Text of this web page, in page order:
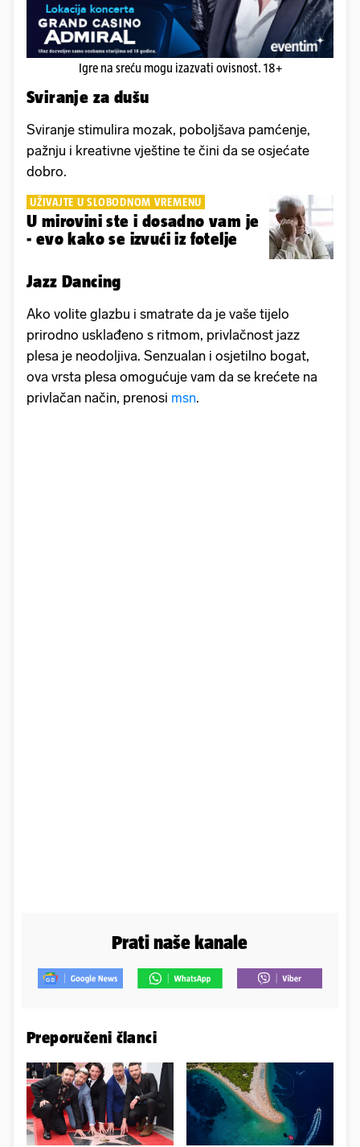
Igre na sreću mogu izazvati ovisnost. 18+
Sviranje za dušu
Sviranje stimulira mozak, poboljšava pamćenje,
pažnju i kreativne vještine te čini da se osjećate
dobro.
UŽIVAJTE U SLOBODNOM VREMENU
U mirovini ste i dosadno vam je
- evo kako se izvući iz fotelje
Jazz Dancing
Ako volite glazbu i smatrate da je vaše tijelo
prirodno usklađeno s ritmom, privlačnost jazz
plesa je neodoljiva. Senzualan i osjetilno bogat,
ova vrsta plesa omogućuje vam da se krećete na
privlačan način, prenosi msn.
Prati naše kanale
Preporučeni članci